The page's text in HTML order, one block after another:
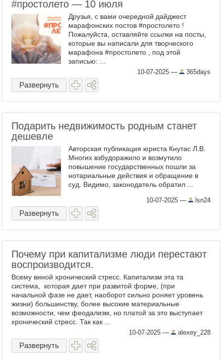
#простолето — 10 июля
Друзья, с вами очередной дайджест
марафонских постов #простолето !
Пожалуйста, оставляйте ссылки на посты,
которые вы написали для творческого
марафона #простолето , под этой
записью: ...
10-07-2025 — 365days
Развернуть
Подарить недвижимость родным станет
дешевле
Авторская публикация юриста Кнутас Л.В.
Многих взбудоражило и возмутило
повышение государственных пошли за
нотариальные действия и обращение в
суд. Видимо, законодатель обратил ...
10-07-2025 — lsn24
Развернуть
Почему при капитализме люди перестают
воспроизводится.
Всему виной хронический стресс. Капитализм эта та
система, которая дает при развитой форме, (при
начальной фазе не дает, наоборот сильно роняет уровень
жизни) большинству, более высокие материальные
возможности, чем феодализм, но платой за это выступает
хронический стресс. Так как ...
10-07-2025 — alexey_228
Развернуть